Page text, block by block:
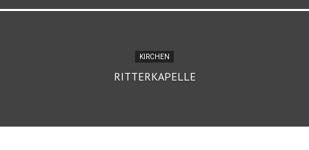
KIRCHEN
RITTERKAPELLE